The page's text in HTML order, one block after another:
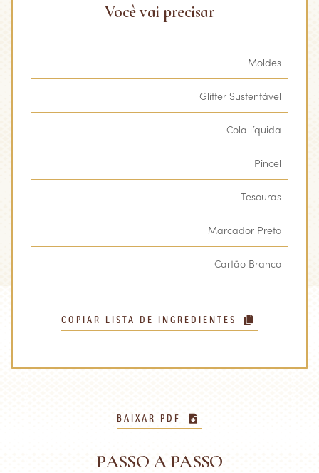
Você vai precisar
Moldes
Glitter Sustentável
Cola líquida
Pincel
Tesouras
Marcador Preto
Cartão Branco
COPIAR LISTA DE INGREDIENTES
BAIXAR PDF
PASSO A PASSO